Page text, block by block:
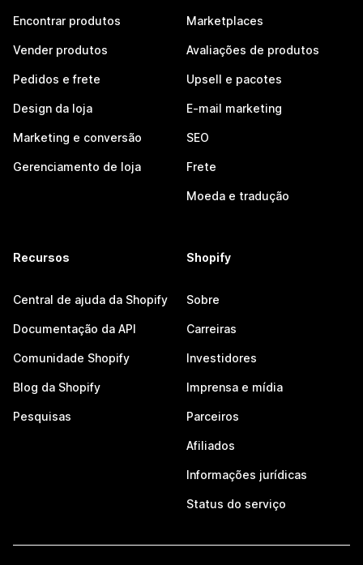
Encontrar produtos
Vender produtos
Pedidos e frete
Design da loja
Marketing e conversão
Gerenciamento de loja
Marketplaces
Avaliações de produtos
Upsell e pacotes
E-mail marketing
SEO
Frete
Moeda e tradução
Recursos
Central de ajuda da Shopify
Documentação da API
Comunidade Shopify
Blog da Shopify
Pesquisas
Shopify
Sobre
Carreiras
Investidores
Imprensa e mídia
Parceiros
Afiliados
Informações jurídicas
Status do serviço